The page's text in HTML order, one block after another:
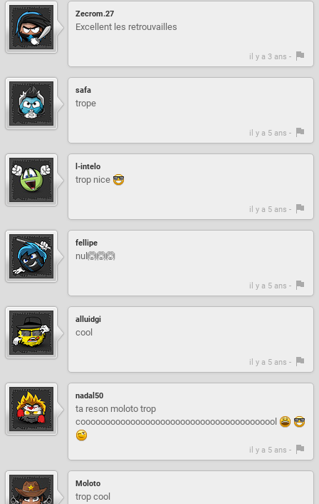
Zecrom.27
Excellent les retrouvailles
il y a 3 ans -
safa
trope
il y a 5 ans -
l-intelo
trop nice
il y a 5 ans -
fellipe
nul🙆🙆🙆
il y a 5 ans -
alluidgi
cool
il y a 5 ans -
nadal50
ta reson moloto trop
coooooooooooooooooooooooooooooooooooooool
il y a 5 ans -
Moloto
trop cool